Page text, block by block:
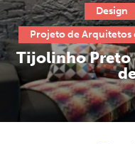
Design
Projeto de Arquitetos
Tijolinho Preto